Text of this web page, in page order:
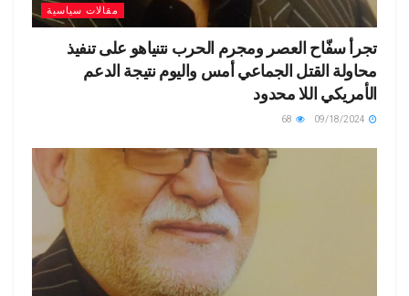
مقالات سياسية
تجرأ سفّاح العصر ومجرم الحرب نتنياهو على تنفيذ
محاولة القتل الجماعي أمس واليوم نتيجة الدعم
الأمريكي اللا محدود